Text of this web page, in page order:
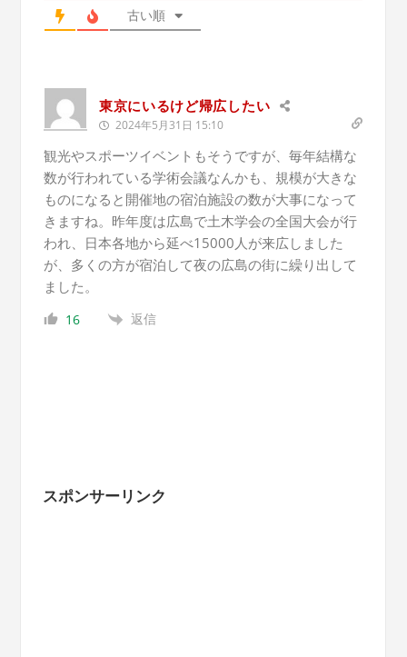
古い順
東京にいるけど帰広したい
2024年5月31日 15:10
観光やスポーツイベントもそうですが、毎年結構な
数が行われている学術会議なんかも、規模が大きな
ものになると開催地の宿泊施設の数が大事になって
きますね。昨年度は広島で土木学会の全国大会が行
われ、日本各地から延べ15000人が来広しました
が、多くの方が宿泊して夜の広島の街に繰り出して
ました。
16 返信
スポンサーリンク